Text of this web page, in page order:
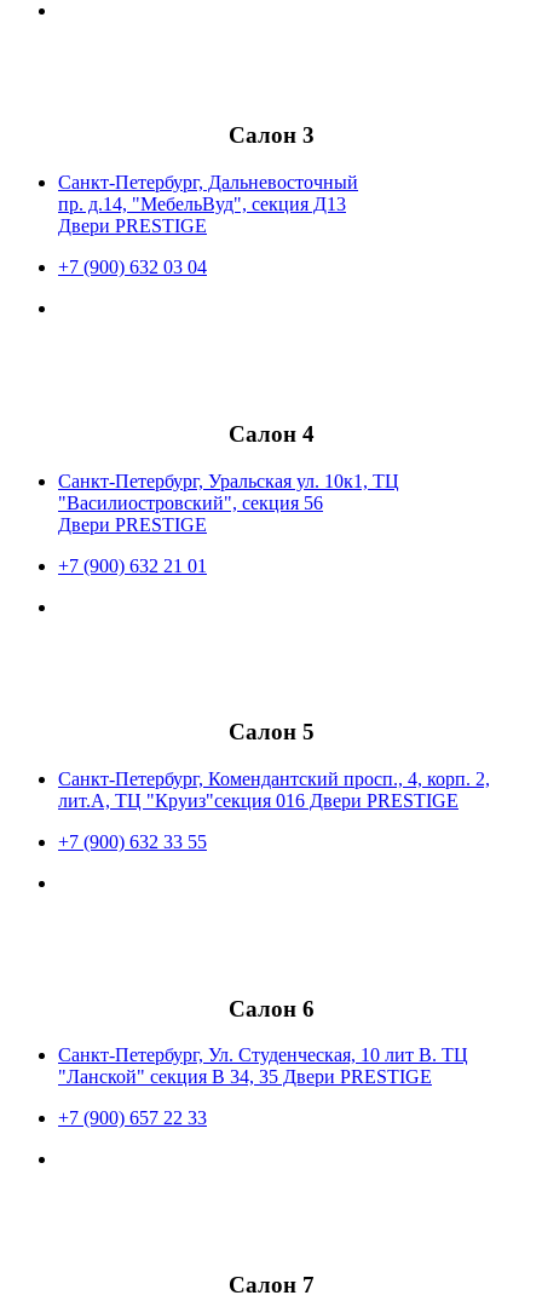
Салон 3
Санкт-Петербург, Дальневосточный
пр. д.14, "МебельВуд", секция Д13
Двери PRESTIGE
+7 (900) 632 03 04
Салон 4
Санкт-Петербург, Уральская ул. 10к1, ТЦ
"Василиостровский", секция 56
Двери PRESTIGE
+7 (900) 632 21 01
Салон 5
Санкт-Петербург, Комендантский просп., 4, корп. 2,
лит.А, ТЦ "Круиз"секция 016 Двери PRESTIGE
+7 (900) 632 33 55
Салон 6
Санкт-Петербург, Ул. Студенческая, 10 лит В. ТЦ
"Ланской" секция В 34, 35 Двери PRESTIGE
+7 (900) 657 22 33
Салон 7